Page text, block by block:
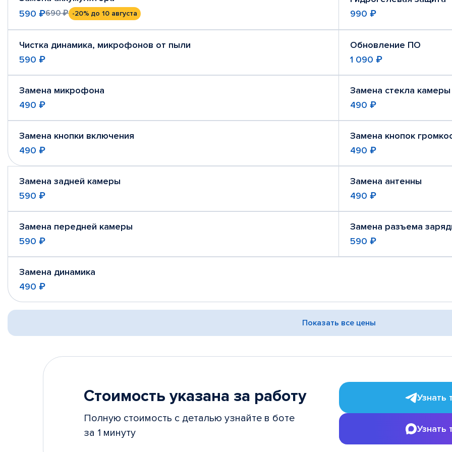
590 ₽690 ₽ -20% до 10 августа
990 ₽
Чистка динамика, микрофонов от пыли
590 ₽
Обновление ПО
1 090 ₽
Замена микрофона
490 ₽
Замена стекла камеры
490 ₽
Замена кнопки включения
490 ₽
Замена кнопок
490 ₽
Замена задней камеры
590 ₽
Замена антенны
490 ₽
Замена передней камеры
590 ₽
Замена разъема
590 ₽
Замена динамика
490 ₽
Показать все цены
Стоимость указана за работу
Полную стоимость с деталью узнайте в боте
за 1 минуту
Узнать
Узнать